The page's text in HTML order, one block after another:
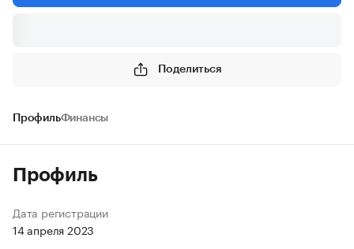
Поделиться
ПрофильФинансы
Профиль
Дата регистрации
14 апреля 2023